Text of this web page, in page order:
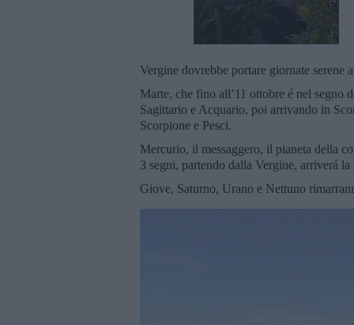
Vergine dovrebbe portare giornate serene
Marte, che fino all’11 ottobre é nel
Sagittario e Acquario, poi arrivando in
Scorpione e Pesci.
Mercurio, il messaggero, il pianeta della
3 segni, partendo dalla Vergine, arriverá
Giove, Saturno, Urano e Nettuno